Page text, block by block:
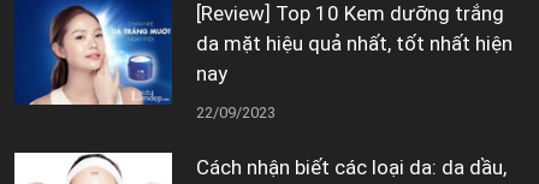
[Review] Top 10 Kem dưỡng trắng
da mặt hiệu quả nhất, tốt nhất hiện
nay
22/09/2023
Cách nhận biết các loại da: da dầu,